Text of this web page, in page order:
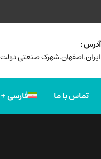
آدرس :
ایران.اصفهان.شهرک صنعتی دولت
تماس با ما فارسی